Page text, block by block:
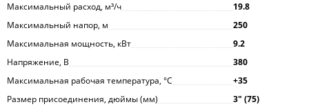
Максимальный расход, м³/ч
19.8
Максимальный напор, м
250
Максимальная мощность, кВт
9.2
Напряжение, В
380
Максимальная рабочая температура, °С
+35
Размер присоединения, дюймы (мм)
3ʺ (75)